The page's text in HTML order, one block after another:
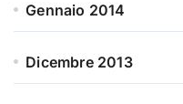
Gennaio 2014
Dicembre 2013